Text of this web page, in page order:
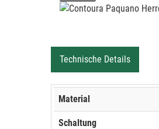
Technische Details
Material
Schaltung